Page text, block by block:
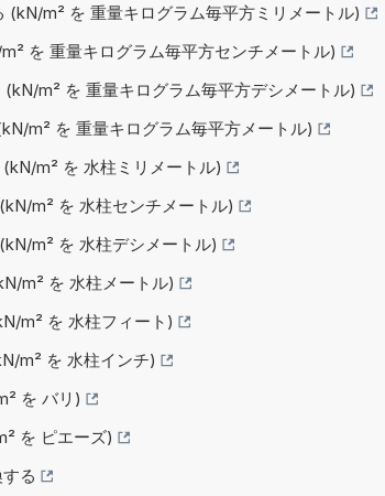
m² を 重量キログラム毎平方ミリメートル)
を 重量キログラム毎平方センチメートル)
m² を 重量キログラム毎平方デシメートル)
m² を 重量キログラム毎平方メートル)
m² を 水柱ミリメートル)
m² を 水柱センチメートル)
m² を 水柱デシメートル)
m² を 水柱メートル)
m² を 水柱フィート)
m² を 水柱インチ)
を バリ)
を ピエーズ)
る